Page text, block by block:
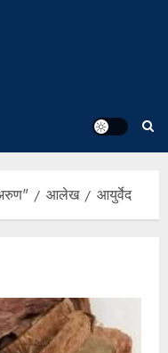
आलेख आयुर्वेद